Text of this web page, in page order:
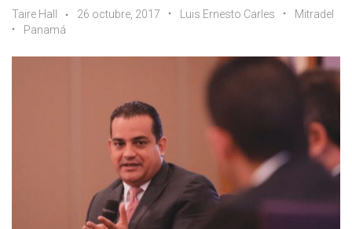
Taire Hall 26 octubre, 2017 Luis Ernesto Carles
Mitradel
Panamá